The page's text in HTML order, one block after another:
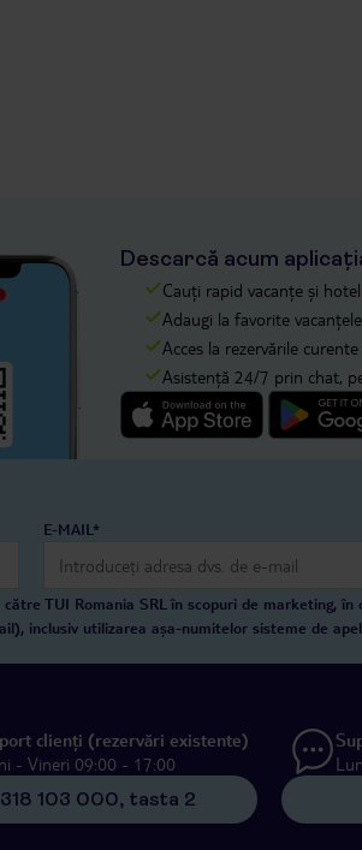
Descarcă acum
Cauți rapid vacanțe și
Adaugi la favorite
Acces la rezervările
Asistență 24/7 prin chat,
E-MAIL*
TUI Romania SRL în scopuri de marketing, în
inclusiv utilizarea așa-numitelor sisteme de
clienți (rezervări existente)
- Vineri 09:00 - 17:00
103 000, tasta 2